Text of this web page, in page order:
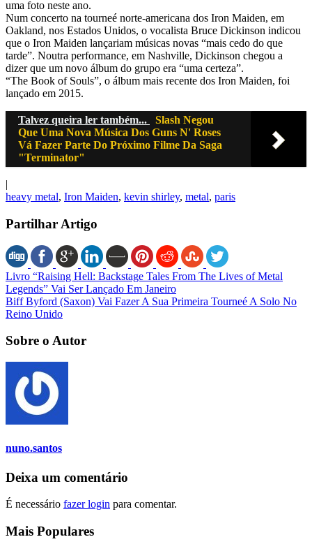
uma foto neste ano.
Num concerto na tourneé norte-americana dos Iron Maiden, em
Oakland, nos Estados Unidos, o vocalista Bruce Dickinson indicou
que o Iron Maiden lançariam músicas novas “mais cedo do que
tarde”. Noutra performance, em Nashville, Dickinson chegou a
dizer que um novo álbum do grupo era “uma certeza”.
“The Book of Souls”, o álbum mais recente dos Iron Maiden, foi
lançado em 2015.
Talvez queira ler também...
Slash Negou
Que Uma Nova Música Dos Guns N' Roses
Vá Fazer Parte Do Próximo Filme Da Saga
"Terminator"
|
heavy metal, Iron Maiden, kevin shirley, metal, paris
Partilhar Artigo
Livro “Raising Hell: Backstage Tales From The Lives of Metal
Legends” Vai Ser Lançado Em Janeiro
Biff Byford (Saxon) Vai Fazer A Sua Primeira Tourneé A Solo No
Reino Unido
Sobre o Autor
nuno.santos
Deixa um comentário
É necessário fazer login para comentar.
Mais Populares